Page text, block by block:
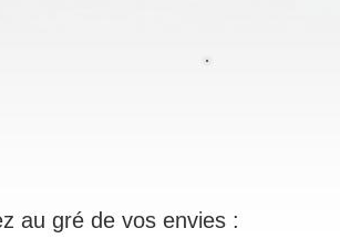
au gré de vos envies :